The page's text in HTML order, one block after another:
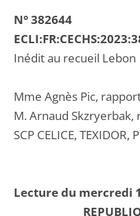
N° 382644
Inédit au recueil Lebon
Mme Agnès Pic,
M. Arnaud
SCP CELICE, TEXIDOR,
Lecture du mercredi